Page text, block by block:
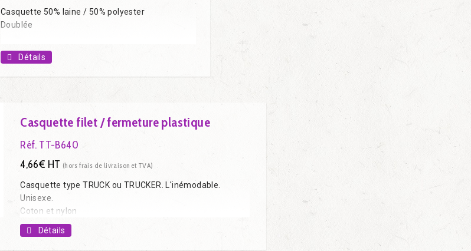
Casquette 50% laine / 50% polyester
Doublée
Détails
Casquette filet / fermeture plastique
Réf. TT-B640
4,66€ HT (hors frais de livraison et TVA)
Casquette type TRUCK ou TRUCKER. L'inémodable.
Unisexe.
Coton et nylon
Détails